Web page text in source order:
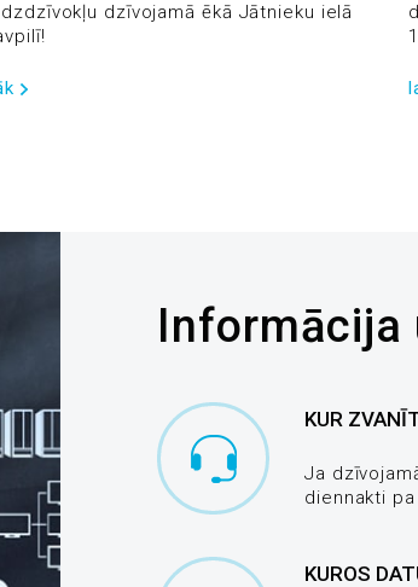
dzīvojamā ēkā Jātnieku ielā
Informācija
KUR
Ja
diennakti
KUROS